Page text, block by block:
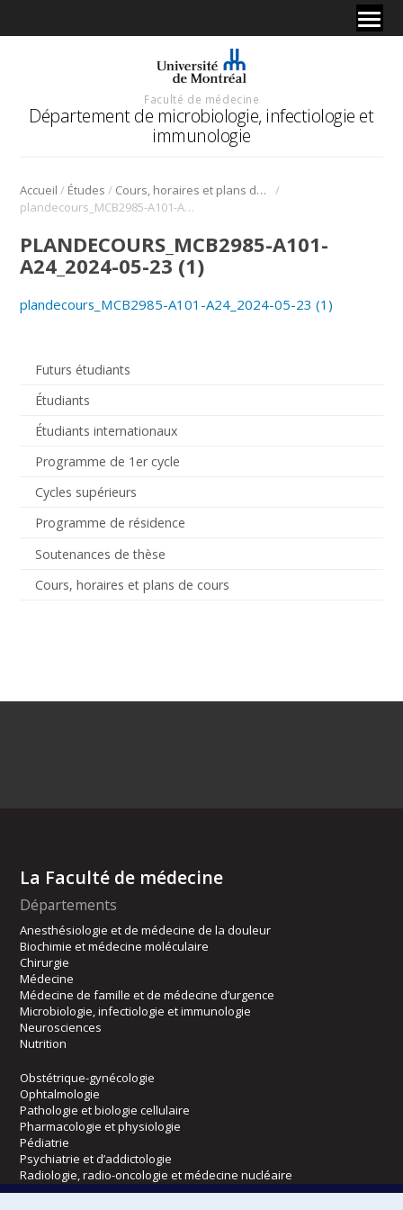
Faculté de médecine
Département de microbiologie, infectiologie et
immunologie
Accueil / Études / Cours, horaires et plans de cours
/
plandecours_MCB2985-A101-A24_2024-05-23 (1)
Futurs étudiants
Étudiants
Étudiants internationaux
Programme de 1er cycle
Cycles supérieurs
Programme de résidence
Soutenances de thèse
Cours, horaires et plans de cours
PLANDECOURS_MCB2985-A101-
A24_2024-05-23 (1)
plandecours_MCB2985-A101-A24_2024-05-23 (1)
La Faculté de médecine
Départements
Anesthésiologie et de médecine de la douleur
Biochimie et médecine moléculaire
Chirurgie
Médecine
Médecine de famille et de médecine d’urgence
Microbiologie, infectiologie et immunologie
Neurosciences
Nutrition
Obstétrique-gynécologie
Ophtalmologie
Pathologie et biologie cellulaire
Pharmacologie et physiologie
Pédiatrie
Psychiatrie et d’addictologie
Radiologie, radio-oncologie et médecine nucléaire